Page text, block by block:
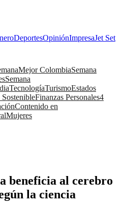
DeportesOpiniónImpresaJet Set
Mejor ColombiaSemana
Semana
TecnologíaTurismoEstados
SostenibleFinanzas Personales4
Contenido en
Mujeres
beneficia al cerebro
la ciencia